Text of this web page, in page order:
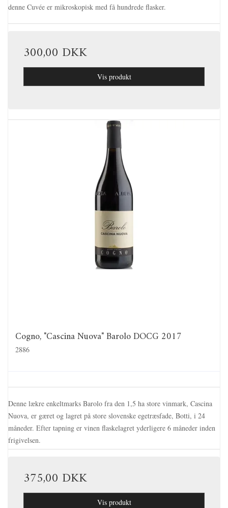
denne Cuvée er mikroskopisk med få hundrede flasker.
300,00 DKK
Vis produkt
Cogno, "Cascina Nuova" Barolo DOCG 2017
2886
Denne lækre enkeltmarks Barolo fra den 1,5 ha store vinmark, Cascina
Nuova, er gæret og lagret på store slovenske egetræsfade, Botti, i 24
måneder. Efter tapning er vinen flaskelagret yderligere 6 måneder inden
frigivelsen.
375,00 DKK
Vis produkt